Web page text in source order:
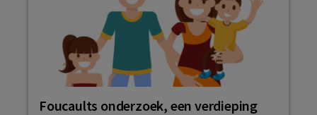
Foucaults onderzoek, een verdieping